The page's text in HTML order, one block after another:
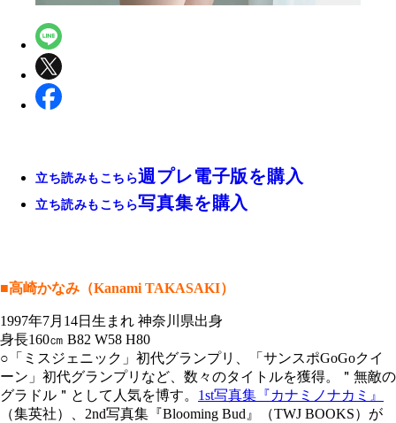
立ち読みもこちら週プレ電子版を購入
立ち読みもこちら写真集を購入
■高崎かなみ（Kanami TAKASAKI）
1997年7月14日生まれ 神奈川県出身
身長160㎝ B82 W58 H80
○「ミスジェニック」初代グランプリ、「サンスポGoGoクイ
ーン」初代グランプリなど、数々のタイトルを獲得。＂無敵の
グラドル＂として人気を博す。 1st写真集『カナミノナカミ』
（集英社）、2nd写真集『Blooming Bud』（TWJ BOOKS）が